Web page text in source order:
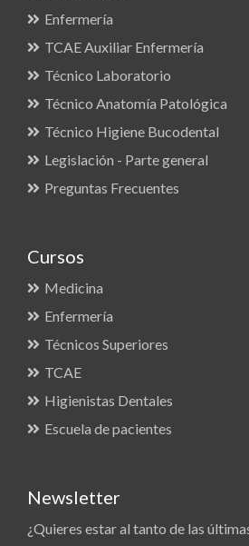
Enfermería
TCAE Auxiliar Enfermería
Técnico Laboratorio
Técnico Anatomía Patológica
Técnico Higiene Bucodental
Legislación - Parte general
Preguntas Frecuentes
Cursos
Medicina
Enfermería
Técnicos Superiores
TCAE
Higienistas Dentales
Escuela de pacientes
Newsletter
¿Quieres estar al tanto de las